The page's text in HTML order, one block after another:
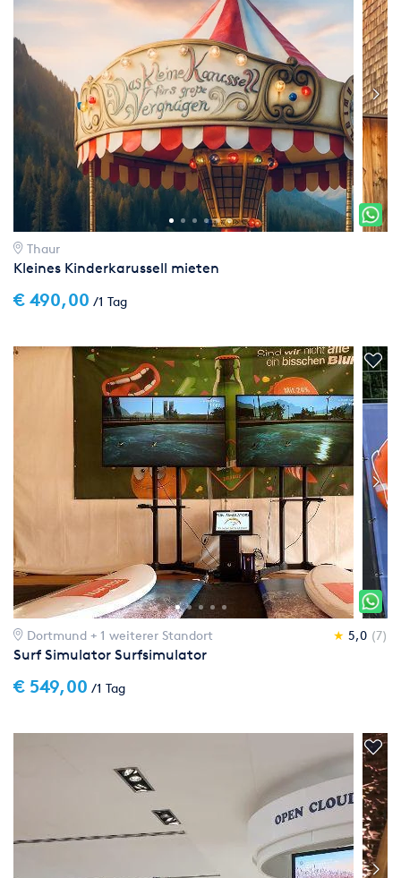
Thaur
Kleines Kinderkarussell mieten
€ 490,00 /1 Tag
Dortmund + 1 weiterer Standort ★ 5,0 (7)
Surf Simulator Surfsimulator
€ 549,00 /1 Tag